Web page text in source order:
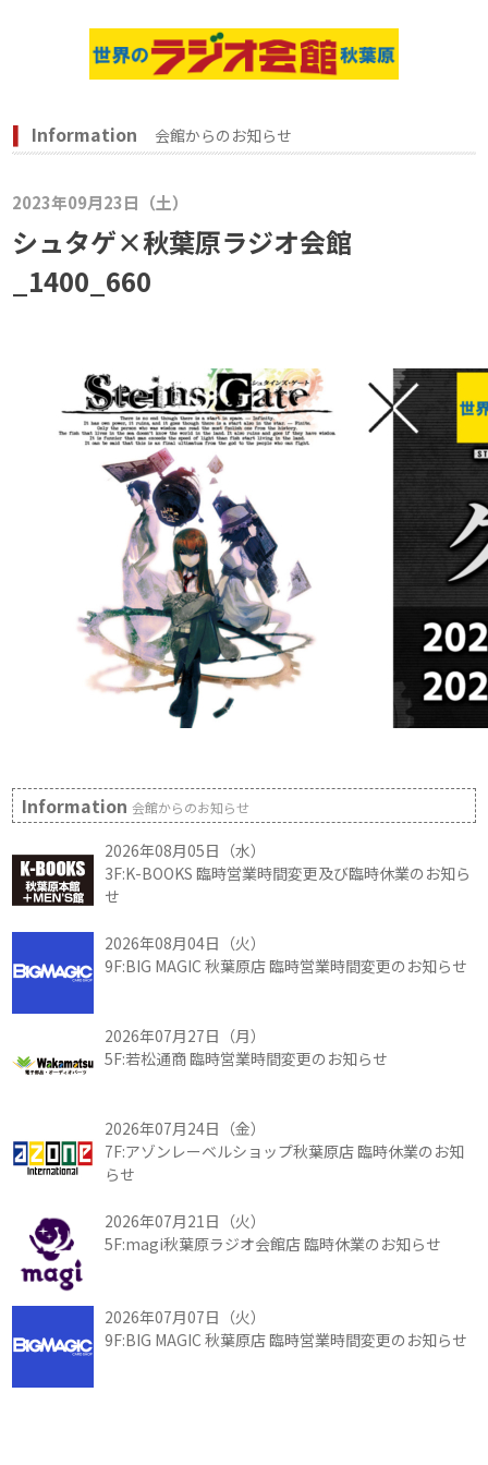
Information 会館からのお知らせ
2023年09月23日（土）
シュタゲ×秋葉原ラジオ会館
_1400_660
Information会館からのお知らせ
2026年08月05日（水）
3F:K-BOOKS 臨時営業時間変更及び臨時休業のお知ら
せ
2026年08月04日（火）
9F:BIG MAGIC 秋葉原店 臨時営業時間変更のお知らせ
2026年07月27日（月）
5F:若松通商 臨時営業時間変更のお知らせ
2026年07月24日（金）
7F:アゾンレーベルショップ秋葉原店 臨時休業のお知
らせ
2026年07月21日（火）
5F:magi秋葉原ラジオ会館店 臨時休業のお知らせ
2026年07月07日（火）
9F:BIG MAGIC 秋葉原店 臨時営業時間変更のお知らせ